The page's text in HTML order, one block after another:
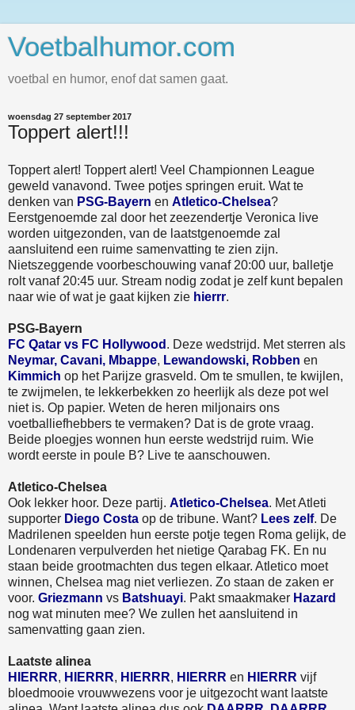
Voetbalhumor.com
voetbal en humor, enof dat samen gaat.
woensdag 27 september 2017
Toppert alert!!!
Toppert alert! Toppert alert! Veel Championnen League
geweld vanavond. Twee potjes springen eruit. Wat te
denken van PSG-Bayern en Atletico-Chelsea?
Eerstgenoemde zal door het zeezendertje Veronica live
worden uitgezonden, van de laatstgenoemde zal
aansluitend een ruime samenvatting te zien zijn.
Nietszeggende voorbeschouwing vanaf 20:00 uur, balletje
rolt vanaf 20:45 uur. Stream nodig zodat je zelf kunt bepalen
naar wie of wat je gaat kijken zie hierrr.
PSG-Bayern
FC Qatar vs FC Hollywood . Deze wedstrijd. Met sterren als
Neymar, Cavani, Mbappe, Lewandowski, Robben en
Kimmich op het Parijze grasveld. Om te smullen, te kwijlen,
te zwijmelen, te lekkerbekken zo heerlijk als deze pot wel
niet is. Op papier. Weten de heren miljonairs ons
voetballiefhebbers te vermaken? Dat is de grote vraag.
Beide ploegjes wonnen hun eerste wedstrijd ruim. Wie
wordt eerste in poule B? Live te aanschouwen.
Atletico-Chelsea
Ook lekker hoor. Deze partij. Atletico-Chelsea. Met Atleti
supporter Diego Costa op de tribune. Want? Lees zelf. De
Madrilenen speelden hun eerste potje tegen Roma gelijk, de
Londenaren verpulverden het nietige Qarabag FK. En nu
staan beide grootmachten dus tegen elkaar. Atletico moet
winnen, Chelsea mag niet verliezen. Zo staan de zaken er
voor. Griezmann vs Batshuayi. Pakt smaakmaker Hazard
nog wat minuten mee? We zullen het aansluitend in
samenvatting gaan zien.
Laatste alinea
HIERRR, HIERRR, HIERRR, HIERRR en HIERRR vijf
bloedmooie vrouwwezens voor je uitgezocht want laatste